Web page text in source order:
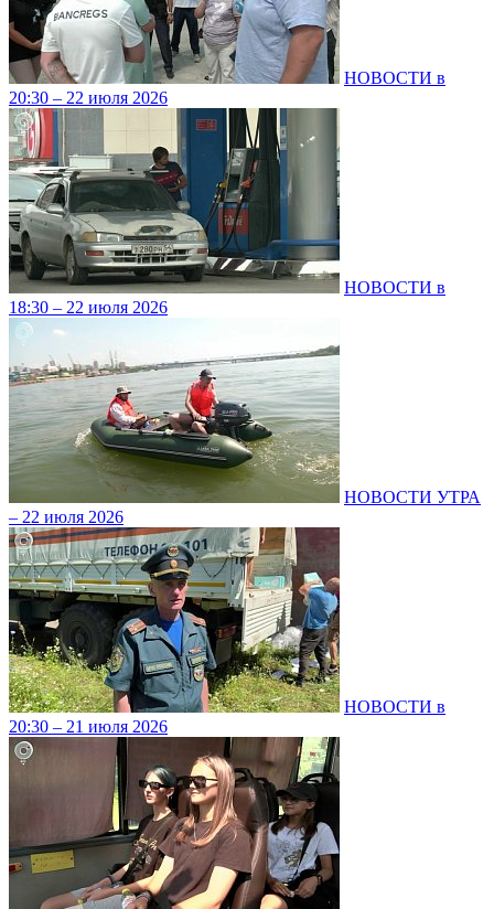
НОВОСТИ в
20:30 – 22 июля 2026
НОВОСТИ в
18:30 – 22 июля 2026
НОВОСТИ УТРА
– 22 июля 2026
НОВОСТИ в
20:30 – 21 июля 2026